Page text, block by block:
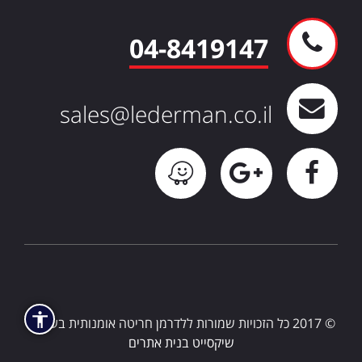
04-8419147
sales@lederman.co.il
© 2017 כל הזכויות שמורות ללדרמן חריטה אומנותית בע”מ |
שיקסייט בנית אתרים